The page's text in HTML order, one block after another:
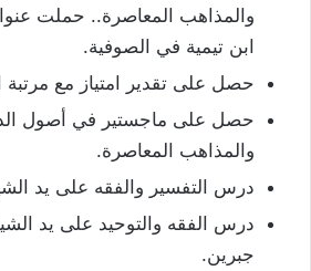
والمذاهب المعاصرة.. حملت
ابن تيمية في الصوفية.
حصل على تقدير امتياز مع
حصل على ماجستير في أصول
والمذاهب المعاصرة.
درس التفسير والفقه على يد
درس الفقه والتوحيد على يد
جبرين.